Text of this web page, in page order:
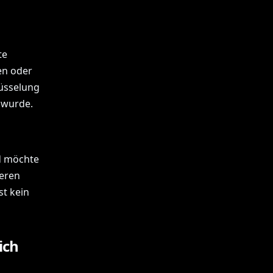
oder
möchte
kein